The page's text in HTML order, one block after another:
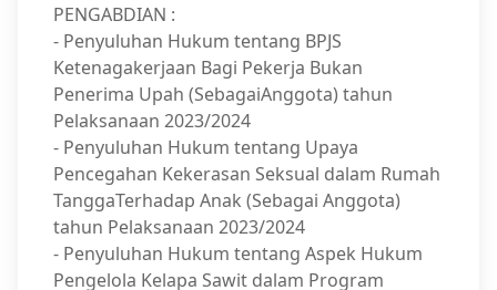
PENGABDIAN :
- Penyuluhan Hukum tentang BPJS
Ketenagakerjaan Bagi Pekerja Bukan
Penerima Upah (SebagaiAnggota) tahun
Pelaksanaan 2023/2024
- Penyuluhan Hukum tentang Upaya
Pencegahan Kekerasan Seksual dalam Rumah
TanggaTerhadap Anak (Sebagai Anggota)
tahun Pelaksanaan 2023/2024
- Penyuluhan Hukum tentang Aspek Hukum
Pengelola Kelapa Sawit dalam Program